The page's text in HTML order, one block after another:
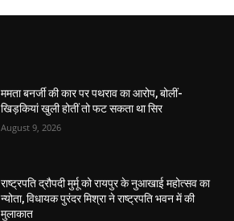
ममता बनर्जी की कार पर पथराव का आरोप, बोलीं-
खिड़कियां खुली होतीं तो फट सकता था सिर
August 9, 2026
राष्ट्रपति द्रौपदी मुर्मू को रायपुर के नुआखाई महोत्सव का
न्योता, विधायक पुरंदर मिश्रा ने राष्ट्रपति भवन में की
मुलाकात